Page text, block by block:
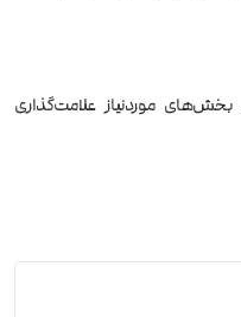
بخش‌های موردنیاز علامت‌گذاری